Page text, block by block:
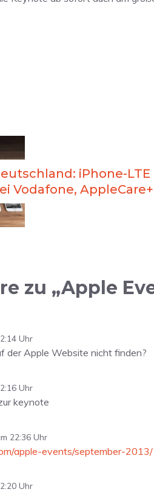
iPhone-
Vodafone,
zu „Apple
Uhr
der Apple Website nicht finden?
Uhr
keynote
22:36 Uhr
apple-events/september-2013/
Uhr